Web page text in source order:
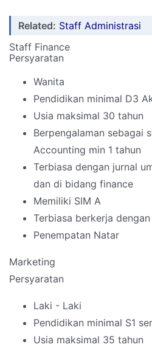
Related: Staff Administrasi
Staff Finance
Persyaratan
Wanita
Pendidikan minimal D3
Usia maksimal 30 tahun
Berpengalaman sebagai
Accounting min 1 tahun
Terbiasa dengan jurnal
dan di bidang finance
Memiliki SIM A
Terbiasa berkerja
Penempatan Natar
Marketing
Persyaratan
Laki - Laki
Pendidikan minimal S1
Usia maksimal 35 tahun